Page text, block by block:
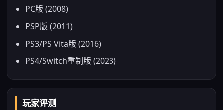
PC版 (2008)
PSP版 (2011)
PS3/PS Vita版 (2016)
PS4/Switch重制版 (2023)
玩家评测